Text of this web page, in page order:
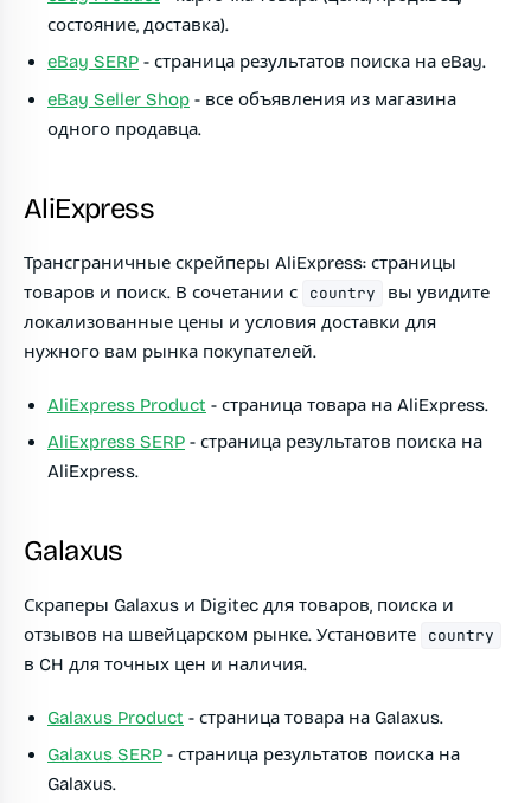
состояние, доставка).
eBay SERP - страница результатов поиска на eBay.
eBay Seller Shop - все объявления из магазина
одного продавца.
AliExpress
Трансграничные скрейперы AliExpress: страницы
товаров и поиск. В сочетании с
country
вы увидите
локализованные цены и условия доставки для
нужного вам рынка покупателей.
AliExpress Product - страница товара на AliExpress.
AliExpress SERP - страница результатов поиска на
AliExpress.
Galaxus
Скраперы Galaxus и Digitec для товаров, поиска и
отзывов на швейцарском рынке. Установите
country
в CH для точных цен и наличия.
Galaxus Product - страница товара на Galaxus.
Galaxus SERP - страница результатов поиска на
Galaxus.